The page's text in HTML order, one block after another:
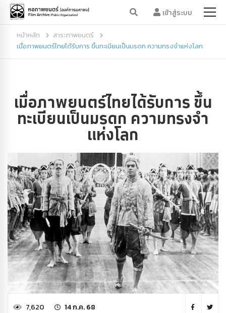
เข้าสู่ระบบ
หน้าหลัก
สาระภาพยนตร์
เมื่อภาพยนตร์ไทยได้รับการ ขึ้นทะเบียนเป็นมรดก ความทรงจำแห่งโลก
เมื่อภาพยนตร์ไทยได้รับการ ขึ้น
ทะเบียนเป็นมรดก ความทรงจำ
แห่งโลก
7,620 14 ก.ค. 68